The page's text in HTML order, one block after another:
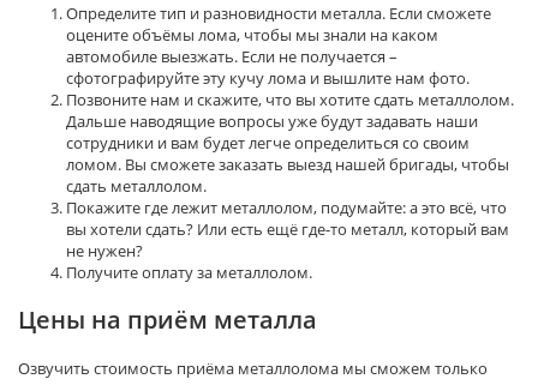
Определите тип и разновидности металла. Если сможете
оцените объёмы лома, чтобы мы знали на каком
автомобиле выезжать. Если не получается –
сфотографируйте эту кучу лома и вышлите нам фото.
Позвоните нам и скажите, что вы хотите сдать металлолом.
Дальше наводящие вопросы уже будут задавать наши
сотрудники и вам будет легче определиться со своим
ломом. Вы сможете заказать выезд нашей бригады, чтобы
сдать металлолом.
Покажите где лежит металлолом, подумайте: а это всё, что
вы хотели сдать? Или есть ещё где-то металл, который вам
не нужен?
Получите оплату за металлолом.
Цены на приём металла
Озвучить стоимость приёма металлолома мы сможем только